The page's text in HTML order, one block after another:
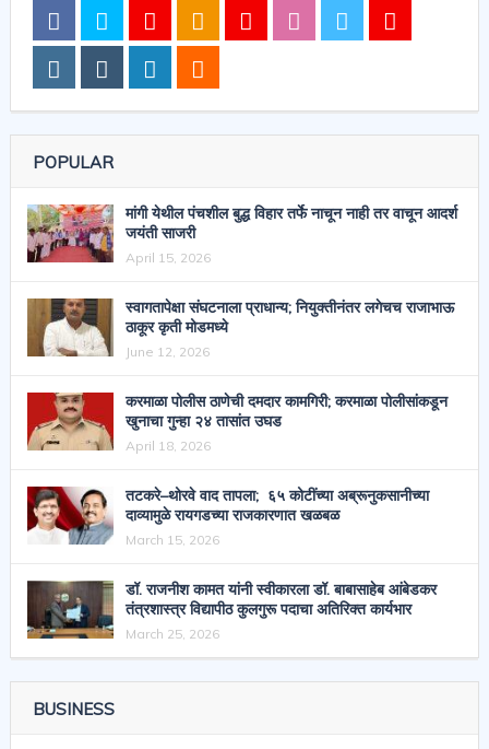
POPULAR
मांगी येथील पंचशील बुद्ध विहार तर्फे नाचून नाही तर वाचून आदर्श
जयंती साजरी
April 15, 2026
स्वागतापेक्षा संघटनाला प्राधान्य; नियुक्तीनंतर लगेचच राजाभाऊ
ठाकूर कृती मोडमध्ये
June 12, 2026
करमाळा पोलीस ठाणेची दमदार कामगिरी; करमाळा पोलीसांकडून
खुनाचा गुन्हा २४ तासांत उघड
April 18, 2026
तटकरे–थोरवे वाद तापला; ६५ कोटींच्या अब्रूनुकसानीच्या
दाव्यामुळे रायगडच्या राजकारणात खळबळ
March 15, 2026
डॉ. राजनीश कामत यांनी स्वीकारला डॉ. बाबासाहेब आंबेडकर
तंत्रशास्त्र विद्यापीठ कुलगुरू पदाचा अतिरिक्त कार्यभार
March 25, 2026
BUSINESS